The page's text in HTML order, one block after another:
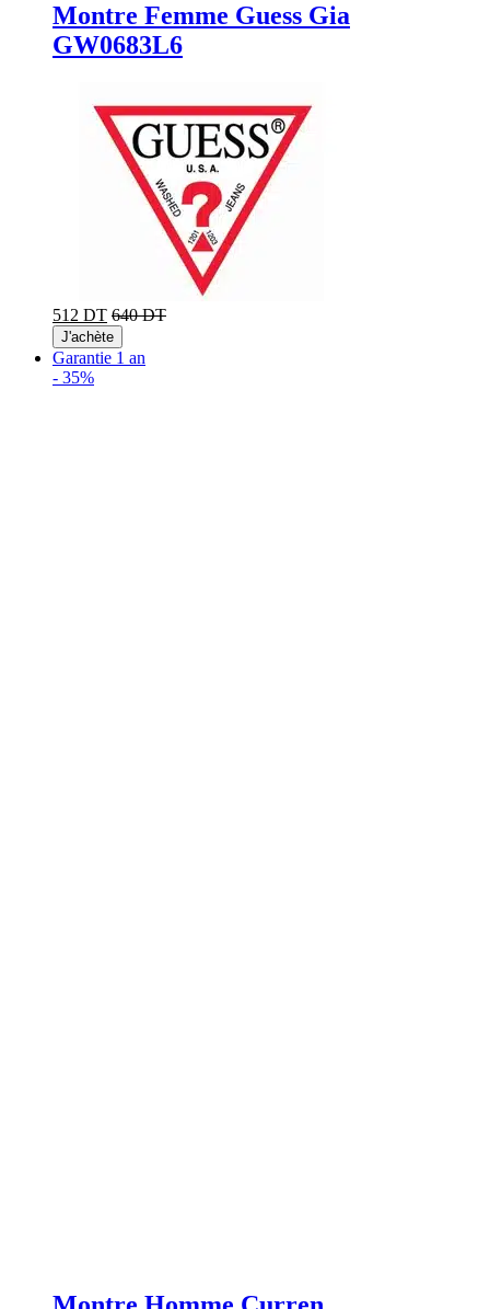
Montre Femme Guess Gia
GW0683L6
512 DT 640 DT
J'achète
Garantie 1 an
- 35%